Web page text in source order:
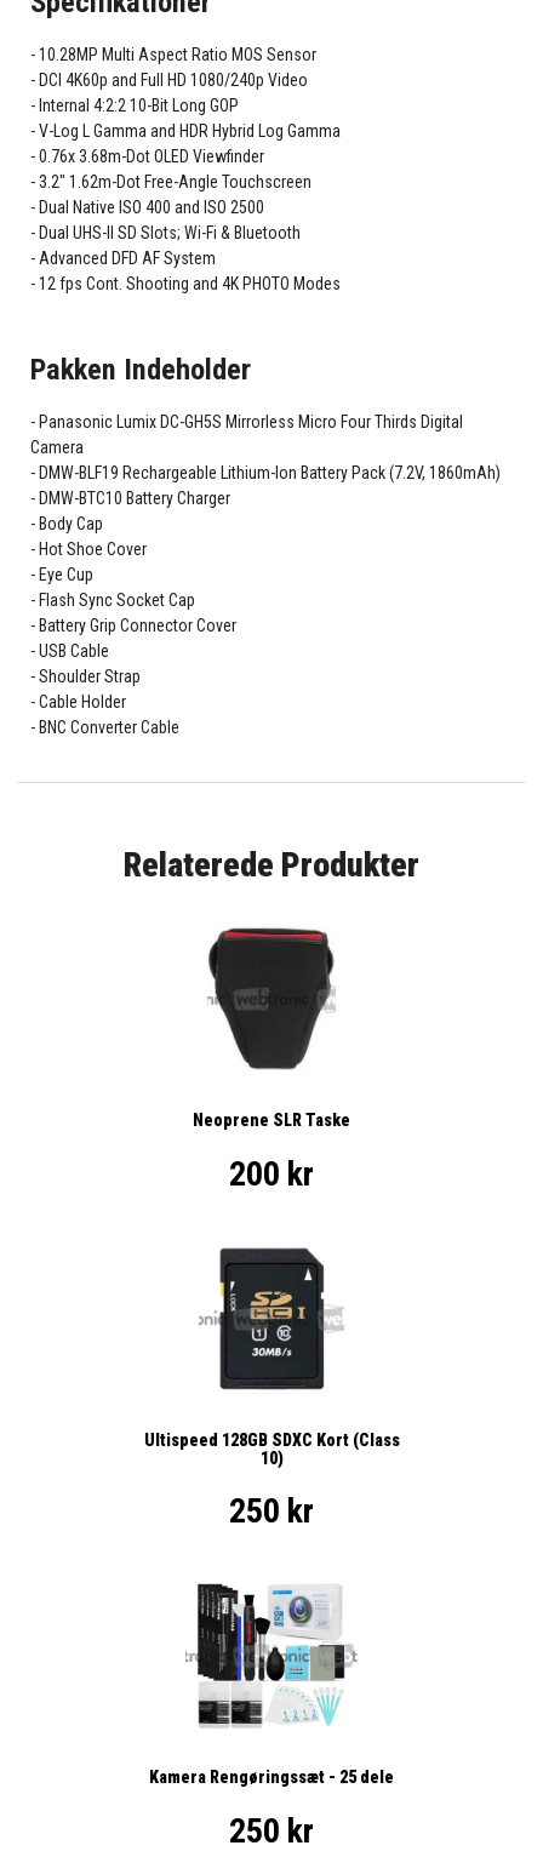
10.28MP Multi Aspect Ratio MOS Sensor
DCI 4K60p and Full HD 1080/240p Video
Internal 4:2:2 10-Bit Long GOP
V-Log L Gamma and HDR Hybrid Log Gamma
0.76x 3.68m-Dot OLED Viewfinder
3.2" 1.62m-Dot Free-Angle Touchscreen
Dual Native ISO 400 and ISO 2500
Dual UHS-II SD Slots; Wi-Fi & Bluetooth
Advanced DFD AF System
12 fps Cont. Shooting and 4K PHOTO Modes
Pakken Indeholder
Panasonic Lumix DC-GH5S Mirrorless Micro Four Thirds Digital
Camera
DMW-BLF19 Rechargeable Lithium-Ion Battery Pack (7.2V, 1860mAh)
DMW-BTC10 Battery Charger
Body Cap
Hot Shoe Cover
Eye Cup
Flash Sync Socket Cap
Battery Grip Connector Cover
USB Cable
Shoulder Strap
Cable Holder
BNC Converter Cable
Relaterede Produkter
Neoprene SLR Taske
200 kr
Ultispeed 128GB SDXC Kort (Class
10)
250 kr
Kamera Rengøringssæt - 25 dele
250 kr